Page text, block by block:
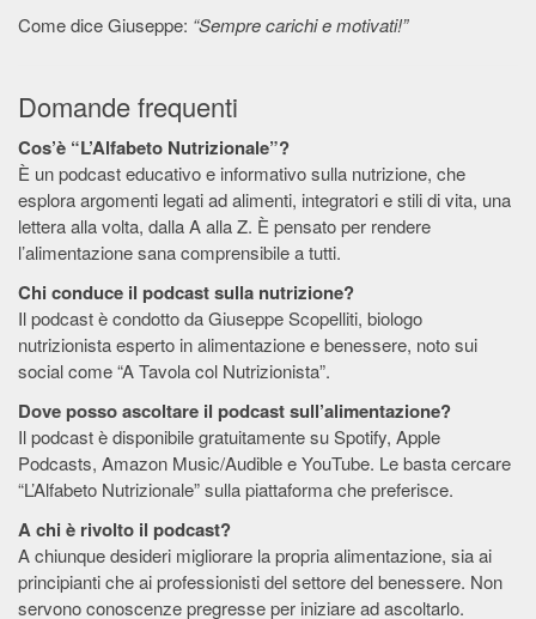
Come dice Giuseppe: “Sempre carichi e motivati!”
Domande frequenti
Cos’è “L’Alfabeto Nutrizionale”?
È un podcast educativo e informativo sulla nutrizione, che
esplora argomenti legati ad alimenti, integratori e stili di vita, una
lettera alla volta, dalla A alla Z. È pensato per rendere
l’alimentazione sana comprensibile a tutti.
Chi conduce il podcast sulla nutrizione?
Il podcast è condotto da Giuseppe Scopelliti, biologo
nutrizionista esperto in alimentazione e benessere, noto sui
social come “A Tavola col Nutrizionista”.
Dove posso ascoltare il podcast sull’alimentazione?
Il podcast è disponibile gratuitamente su Spotify, Apple
Podcasts, Amazon Music/Audible e YouTube. Le basta cercare
“L’Alfabeto Nutrizionale” sulla piattaforma che preferisce.
A chi è rivolto il podcast?
A chiunque desideri migliorare la propria alimentazione, sia ai
principianti che ai professionisti del settore del benessere. Non
servono conoscenze pregresse per iniziare ad ascoltarlo.